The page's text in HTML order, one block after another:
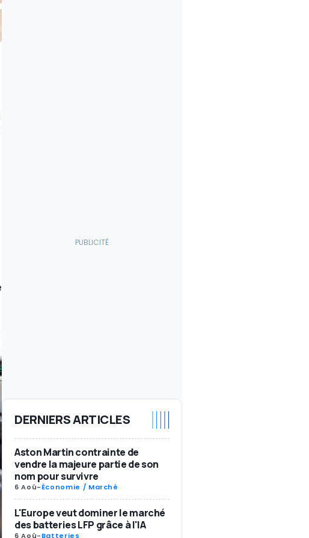
DERNIERS ARTICLES
Aston Martin contrainte de
vendre la majeure partie de son
nom pour survivre
6 Aoû-Économie / Marché
L'Europe veut dominer le marché
des batteries LFP grâce à l'IA
6 Aoû-Batteries